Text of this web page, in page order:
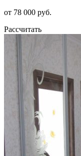
от 78 000 руб.
Рассчитать